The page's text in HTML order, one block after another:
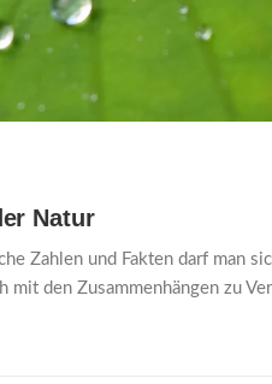
Natur
Zahlen und Fakten darf man
den Zusammenhängen zu